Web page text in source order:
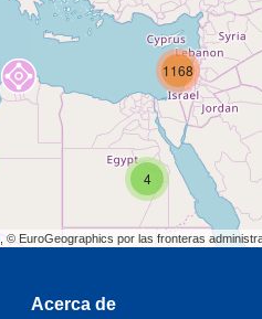
4
1168
, © EuroGeographics por las fronteras
Acerca de